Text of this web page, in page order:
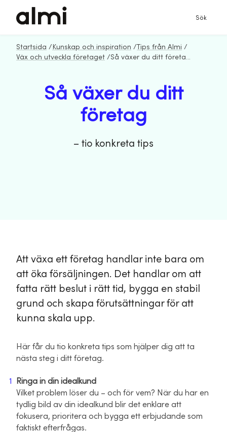
Sök
Startsida / Kunskap och inspiration /Tips från Almi /
Väx och utveckla företaget / Så växer du ditt företag – tio konkreta tips
Så växer du ditt
företag
– tio konkreta tips
Att växa ett företag handlar inte bara om
att öka försäljningen. Det handlar om att
fatta rätt beslut i rätt tid, bygga en stabil
grund och skapa förutsättningar för att
kunna skala upp.
Här får du tio konkreta tips som hjälper dig att ta
nästa steg i ditt företag.
Ringa in din idealkund
Vilket problem löser du – och för vem? När du har en
tydlig bild av din idealkund blir det enklare att
fokusera, prioritera och bygga ett erbjudande som
faktiskt efterfrågas.